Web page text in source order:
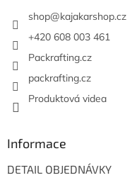
shop@kajakarshop.cz
+420 608 003 461
Packrafting.cz
packrafting.cz
Produktová videa
Informace
DETAIL OBJEDNÁVKY